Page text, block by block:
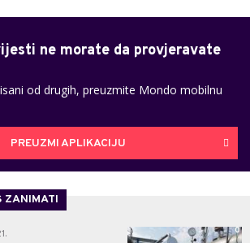
ne morate da provjeravate
od drugih, preuzmite Mondo mobilnu
PREUZMI APLIKACIJU
ZANIMATI
0